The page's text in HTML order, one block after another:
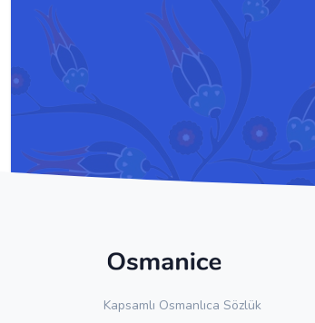
Kapsamlı Osmanlıca Sözlük